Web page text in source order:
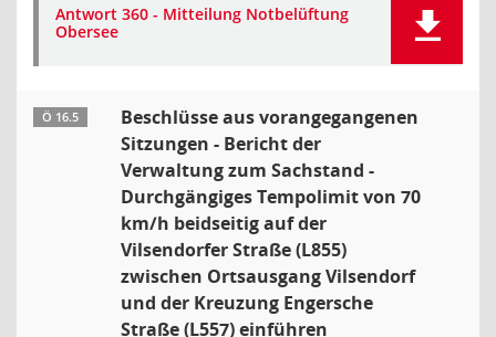
Antwort 360 - Mitteilung Notbelüftung
Obersee
Ö 16.5
Beschlüsse aus vorangegangenen
Sitzungen - Bericht der
Verwaltung zum Sachstand -
Durchgängiges Tempolimit von 70
km/h beidseitig auf der
Vilsendorfer Straße (L855)
zwischen Ortsausgang Vilsendorf
und der Kreuzung Engersche
Straße (L557) einführen